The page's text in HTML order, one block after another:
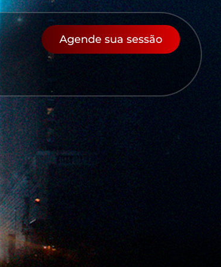
Agende sua sessão